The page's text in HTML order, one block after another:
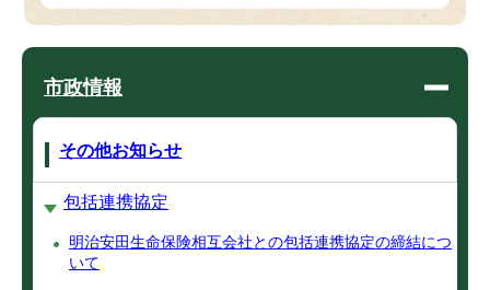
市政情報
その他お知らせ
包括連携協定
明治安田生命保険相互会社との包括連携協定の締結につ
いて